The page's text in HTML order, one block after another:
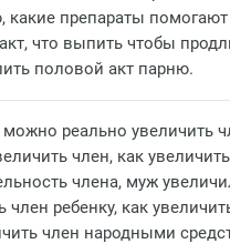
препараты помогают
что выпить чтобы
половой акт парню.
можно реально увеличить
член, как увеличить
члена, муж
член ребенку, как
член народными